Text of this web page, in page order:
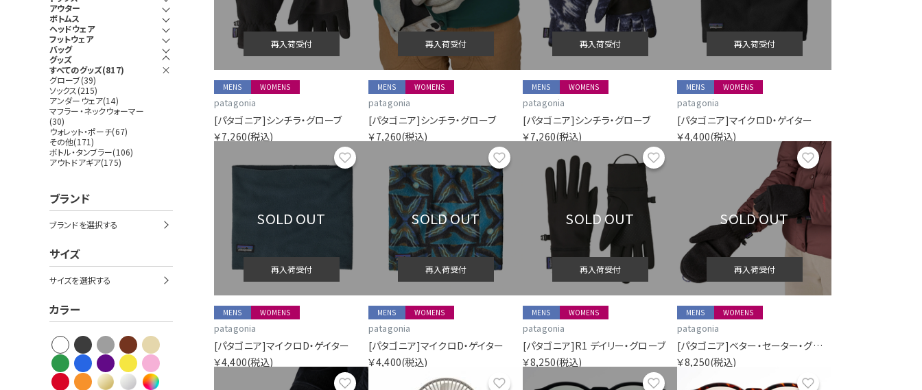
アウター
ボトムス
ヘッドウェア
フットウェア
バッグ
グッズ
すべてのグッズ(817)
グローブ(39)
ソックス(215)
アンダーウェア(14)
マフラー・ネックウォーマー
(30)
ウォレット・ポーチ(67)
その他(171)
ボトル・タンブラー(106)
アウトドアギア(175)
ブランド
ブランドを選択する
サイズ
サイズを選択する
カラー
再入荷受付
MENS WOMENS
patagonia
[パタゴニア]シンチラ・グローブ
￥7,260(税込)
再入荷受付
MENS WOMENS
patagonia
[パタゴニア]シンチラ・グローブ
￥7,260(税込)
再入荷受付
MENS WOMENS
patagonia
[パタゴニア]シンチラ・グローブ
￥7,260(税込)
再入荷受付
MENS WOMENS
patagonia
[パタゴニア]マイクロD・ゲイター
￥4,400(税込)
SOLD OUT
再入荷受付
MENS WOMENS
patagonia
[パタゴニア]マイクロD・ゲイター
￥4,400(税込)
SOLD OUT
再入荷受付
MENS WOMENS
patagonia
[パタゴニア]マイクロD・ゲイター
￥4,400(税込)
SOLD OUT
再入荷受付
MENS WOMENS
patagonia
[パタゴニア]R1 デイリー・グローブ
￥8,250(税込)
お気に入り
SOLD OUT
再入荷受付
MENS WOMENS
patagonia
[パタゴニア]ベター・セーター・グローブ
￥8,250(税込)
お気に入り お気に入り お気に入り